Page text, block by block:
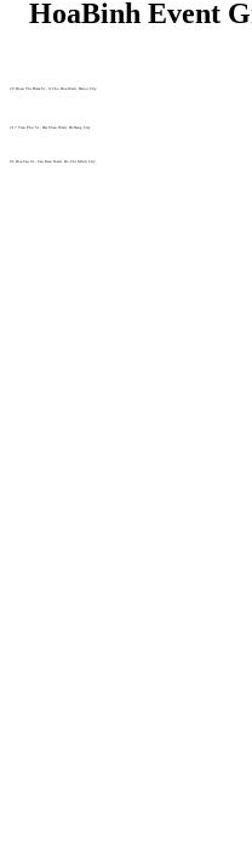
29 Doan Thi Diem St., O Cho Dua Ward, Hanoi City
217 Tran Phu St., Hai Chau Ward, Da Nang City
05 Hoa Cau St., Cau Kieu Ward, Ho Chi Minh City